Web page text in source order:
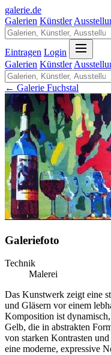
galerie.de
Galerien Künstler
Eintragen Login
Galerien Künstler
← Galerie Fuchstal
Galeriefoto
Technik
Malerei
Das Kunstwerk zeigt eine
und Gläsern vor einem
Komposition ist
Gelb, die in abstrakten
von starken Kontrasten
eine moderne, expressive